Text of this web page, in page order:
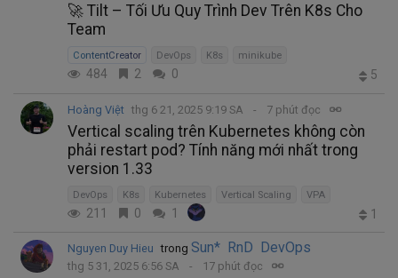
🚀 Tilt – Tối Ưu Quy Trình Dev Trên K8s Cho
Team
ContentCreator DevOps K8s minikube
484 2 0 5
Hoàng Việt thg 6 21, 2025 9:19 SA 7 phút đọc
Vertical scaling trên Kubernetes không còn
phải restart pod? Tính năng mới nhất trong
version 1.33
DevOps K8s Kubernetes Vertical Scaling VPA
211 0 1 1
Nguyen Duy Hieu trong Sun* RnD DevOps
thg 5 31, 2025 6:56 SA 17 phút đọc